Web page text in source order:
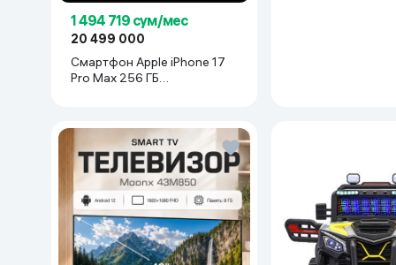
1 494 719 сум/мес
20 499 000
Смартфон Apple iPhone 17
Pro Max 256 ГБ